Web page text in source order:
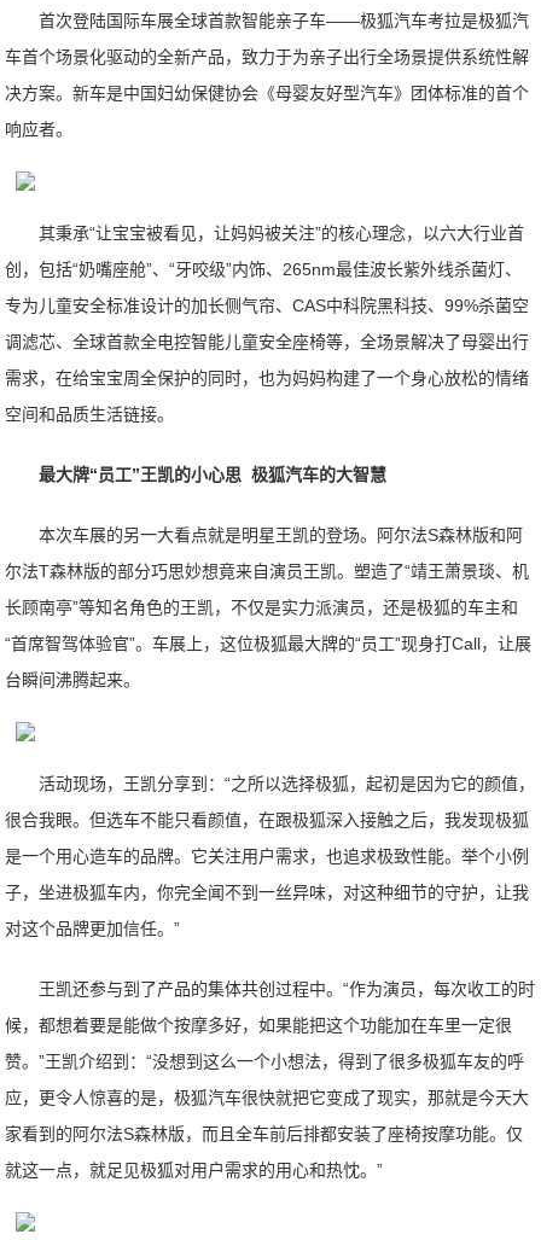
首次登陆国际车展全球首款智能亲子车——极狐汽车考拉是极狐汽
车首个场景化驱动的全新产品，致力于为亲子出行全场景提供系统性解
决方案。新车是中国妇幼保健协会《母婴友好型汽车》团体标准的首个
响应者。
其秉承“让宝宝被看见，让妈妈被关注”的核心理念，以六大行业首
创，包括“奶嘴座舱”、“牙咬级”内饰、265nm最佳波长紫外线杀菌灯、
专为儿童安全标准设计的加长侧气帘、CAS中科院黑科技、99%杀菌空
调滤芯、全球首款全电控智能儿童安全座椅等，全场景解决了母婴出行
需求，在给宝宝周全保护的同时，也为妈妈构建了一个身心放松的情绪
空间和品质生活链接。
最大牌“员工”王凯的小心思 极狐汽车的大智慧
本次车展的另一大看点就是明星王凯的登场。阿尔法S森林版和阿
尔法T森林版的部分巧思妙想竟来自演员王凯。塑造了“靖王萧景琰、机
长顾南亭”等知名角色的王凯，不仅是实力派演员，还是极狐的车主和
“首席智驾体验官”。车展上，这位极狐最大牌的“员工”现身打Call，让展
台瞬间沸腾起来。
活动现场，王凯分享到：“之所以选择极狐，起初是因为它的颜值，
很合我眼。但选车不能只看颜值，在跟极狐深入接触之后，我发现极狐
是一个用心造车的品牌。它关注用户需求，也追求极致性能。举个小例
子，坐进极狐车内，你完全闻不到一丝异味，对这种细节的守护，让我
对这个品牌更加信任。”
王凯还参与到了产品的集体共创过程中。“作为演员，每次收工的时
候，都想着要是能做个按摩多好，如果能把这个功能加在车里一定很
赞。”王凯介绍到：“没想到这么一个小想法，得到了很多极狐车友的呼
应，更令人惊喜的是，极狐汽车很快就把它变成了现实，那就是今天大
家看到的阿尔法S森林版，而且全车前后排都安装了座椅按摩功能。仅
就这一点，就足见极狐对用户需求的用心和热忱。”